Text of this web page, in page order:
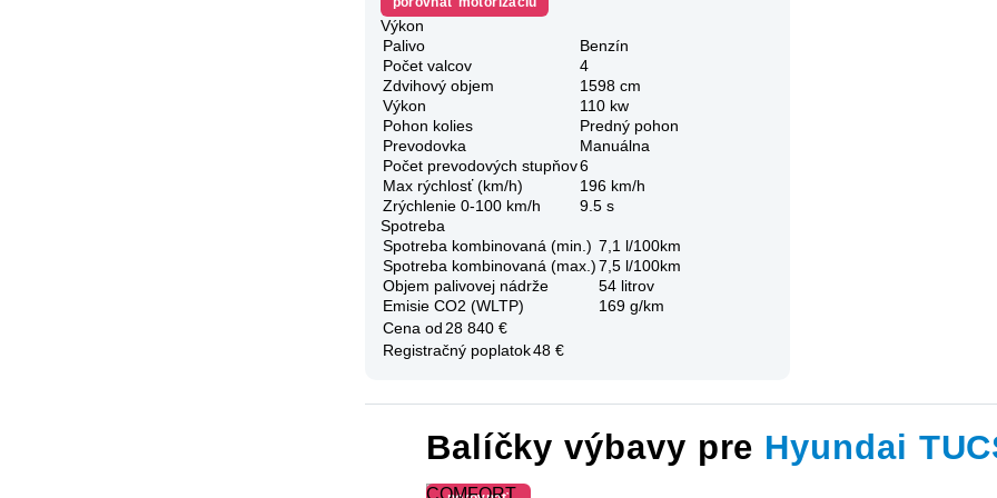
Výkon
Palivo
Benzín
Počet valcov
4
Zdvihový objem
1598 cm
Výkon
110 kw
Pohon kolies
Predný pohon
Prevodovka
Manuálna
Počet prevodových stupňov6
Max rýchlosť (km/h)
196 km/h
Zrýchlenie 0-100 km/h
9.5 s
Spotreba
Spotreba kombinovaná (min.) 7,1 l/100km
Spotreba kombinovaná (max.)7,5 l/100km
Objem palivovej nádrže
54 litrov
Emisie CO2 (WLTP)
169 g/km
Cena od 28 840 €
Registračný poplatok48 €
Balíčky výbavy pre Hyundai
COMFORT